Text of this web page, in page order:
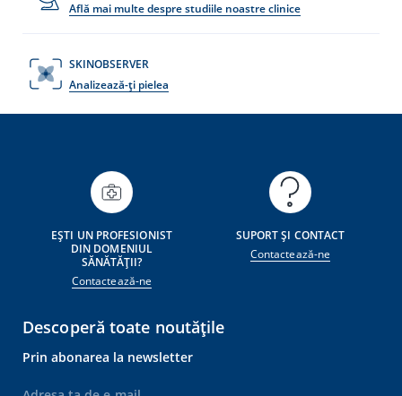
Află mai multe despre studiile noastre clinice
SKINOBSERVER
Analizează-ți pielea
EȘTI UN PROFESIONIST
DIN DOMENIUL
SĂNĂTĂȚII?
Contactează-ne
SUPORT ȘI CONTACT
Contactează-ne
Descoperă toate noutățile
Prin abonarea la newsletter